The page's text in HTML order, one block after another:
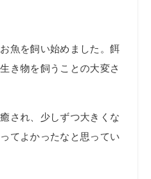
魚を飼い始めました。餌
き物を飼うことの大変さ
され、少しずつ大きくな
てよかったなと思ってい